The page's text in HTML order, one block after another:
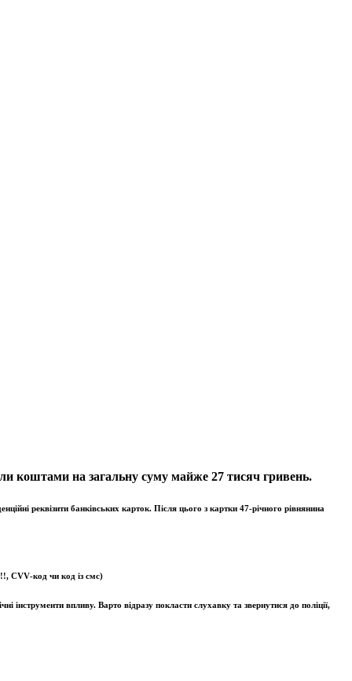
коштами на загальну суму майже 27 тисяч гривень.
реквізити банківських карток. Після цього з картки 47-річного рівнянина
CVV-код чи код із смс)
впливу. Варто відразу покласти слухавку та звернутися до поліції,